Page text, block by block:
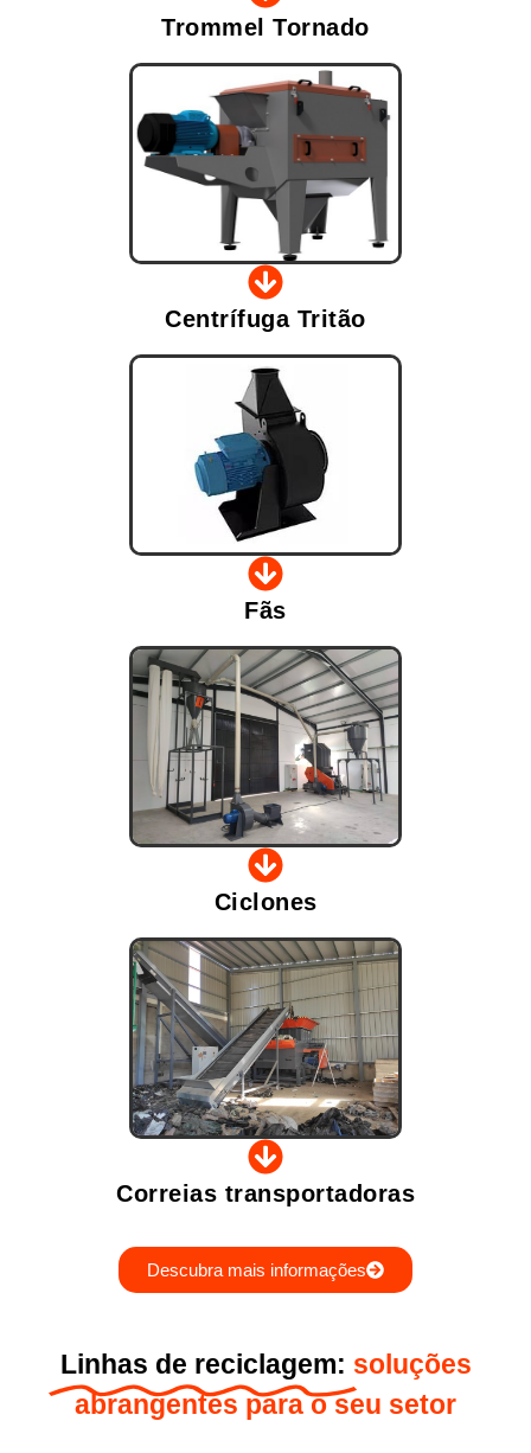
Trommel Tornado
Centrífuga Tritão
Fãs
Ciclones
Correias transportadoras
Descubra mais informações
Linhas de reciclagem: soluções
abrangentes para o seu setor